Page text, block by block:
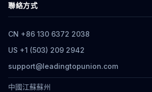
聯絡方式
CN +86 130 6372 2038
US +1 (503) 209 2942
support@leadingtopunion.com
中國江蘇蘇州